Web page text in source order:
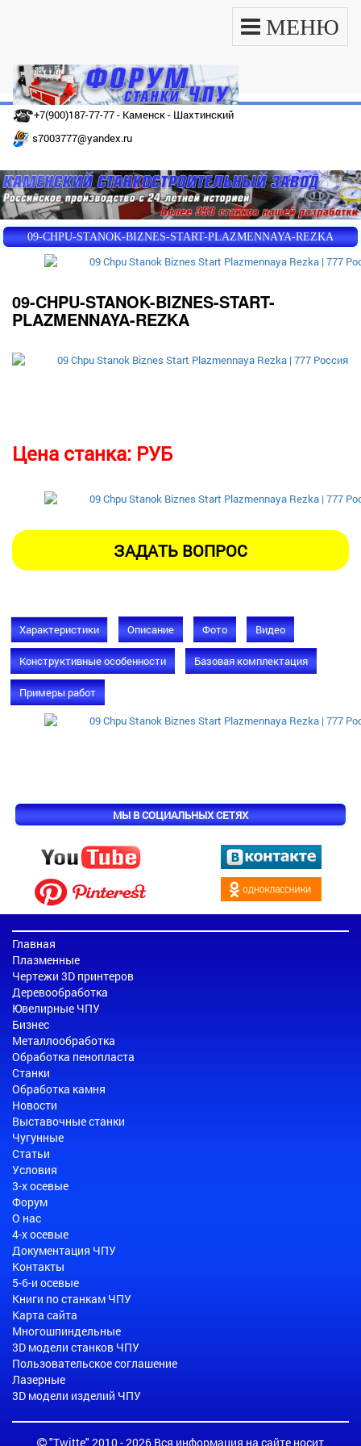
МЕНЮ
+7(900)187-77-77 - Каменск - Шахтинский
s7003777@yandex.ru
09-CHPU-STANOK-BIZNES-START-PLAZMENNAYA-REZKA
09-CHPU-STANOK-BIZNES-START-
PLAZMENNAYA-REZKA
Цена станка: РУБ
Характеристики Описание Фото Видео
Конструктивные особенности Базовая комплектация
Примеры работ
МЫ В СОЦИАЛЬНЫХ СЕТЯХ
Главная
Плазменные
Чертежи 3D принтеров
Деревообработка
Ювелирные ЧПУ
Бизнес
Металлообработка
Обработка пенопласта
Станки
Обработка камня
Новости
Выставочные станки
Чугунные
Статьи
Условия
3-х осевые
Форум
О нас
4-х осевые
Документация ЧПУ
Контакты
5-6-и осевые
Книги по станкам ЧПУ
Карта сайта
Многошпиндельные
3D модели станков ЧПУ
Пользовательское соглашение
Лазерные
3D модели изделий ЧПУ
"Twitte" 2010 - 2026 Вся информация на сайте носит